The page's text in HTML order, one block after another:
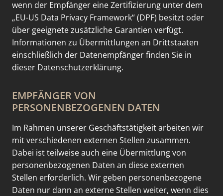
wenn der Empfänger eine Zertifizierung unter dem
„EU-US Data Privacy Framework“ (DPF) besitzt oder
über geeignete zusätzliche Garantien verfügt.
Informationen zu Übermittlungen an Drittstaaten
einschließlich der Datenempfänger finden Sie in
dieser Datenschutzerklärung.
EMPFÄNGER VON
PERSONENBEZOGENEN DATEN
Im Rahmen unserer Geschäftstätigkeit arbeiten wir
mit verschiedenen externen Stellen zusammen.
Dabei ist teilweise auch eine Übermittlung von
personenbezogenen Daten an diese externen
Stellen erforderlich. Wir geben personenbezogene
Daten nur dann an externe Stellen weiter, wenn dies